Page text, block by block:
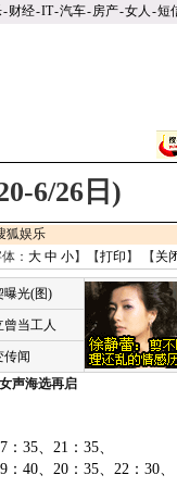
-财经-IT-汽车-房产-女人 -短
6/26日)
狐娱乐
： 大 中 小】【打印 】 【 关
曝光(图)
当工人
传闻
声海选再启
35、21：35、
40、20：35、22：30、